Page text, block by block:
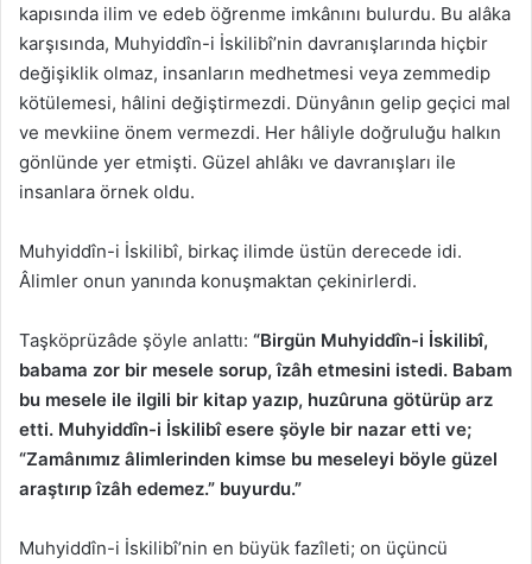
kapısında ilim ve edeb öğrenme imkânını bulurdu. Bu alâka
karşısında, Muhyiddîn-i İskilibî’nin davranışlarında hiçbir
değişiklik olmaz, insanların medhetmesi veya zemmedip
kötülemesi, hâlini değiştirmezdi. Dünyânın gelip geçici mal
ve mevkiine önem vermezdi. Her hâliyle doğruluğu halkın
gönlünde yer etmişti. Güzel ahlâkı ve davranışları ile
insanlara örnek oldu.
Muhyiddîn-i İskilibî, birkaç ilimde üstün derecede idi.
Âlimler onun yanında konuşmaktan çekinirlerdi.
Taşköprüzâde şöyle anlattı: “Birgün Muhyiddîn-i İskilibî,
babama zor bir mesele sorup, îzâh etmesini istedi. Babam
bu mesele ile ilgili bir kitap yazıp, huzûruna götürüp arz
etti. Muhyiddîn-i İskilibî esere şöyle bir nazar etti ve;
“Zamânımız âlimlerinden kimse bu meseleyi böyle güzel
araştırıp îzâh edemez.” buyurdu.”
Muhyiddîn-i İskilibî’nin en büyük fazîleti; on üçüncü